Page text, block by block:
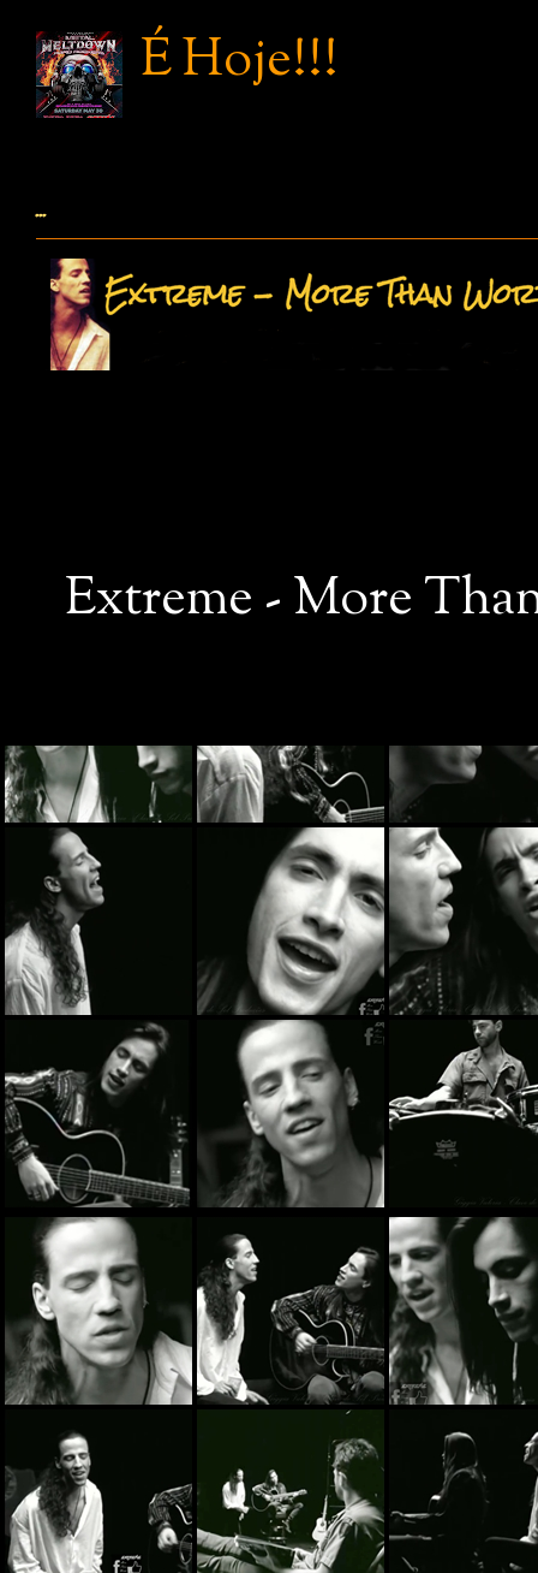
É Hoje!!!
...
Extreme - More